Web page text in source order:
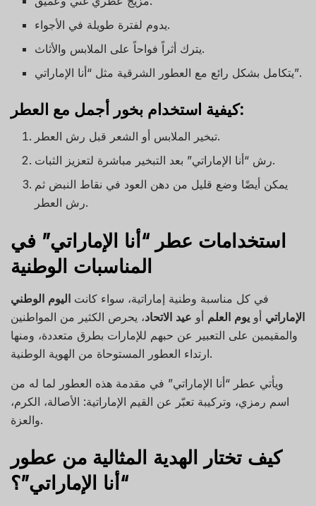
يدوم لفترة طويلة في الأجواء.
يترك أثراً فواحاً على الملابس والأثاث.
يتكامل بشكل رائع مع العطور الشرقية مثل “أنا الإماراتي”.
كيفية استخدام بخور أجمل مع العطر:
تبخير الملابس أو الشعر قبل رش العطر.
رش “أنا الإماراتي” بعد التبخير مباشرة لتعزيز الثبات.
يمكن أيضًا وضع قليل من دهن العود في نقاط النبض ثم
رش العطر.
استخدامات عطر “أنا الإماراتي” في
المناسبات الوطنية
في كل مناسبة وطنية إماراتية، سواء كانت اليوم الوطني
الإماراتي أو يوم العلم أو عيد الاتحاد، يحرص الكثير من المواطنين
والمقيمين على التعبير عن حبهم للإمارات بطرق متعددة، ومنها
ارتداء العطور المستوحاة من الهوية الوطنية.
ويأتي عطر “أنا الإماراتي” في مقدمة هذه العطور لما له من
اسم رمزي، وتركيبة تعبّر عن القيم الإماراتية: الأصالة، الكرم،
والعزة.
كيف تختار الهدية المثالية من عطور
“أنا الإماراتي”؟